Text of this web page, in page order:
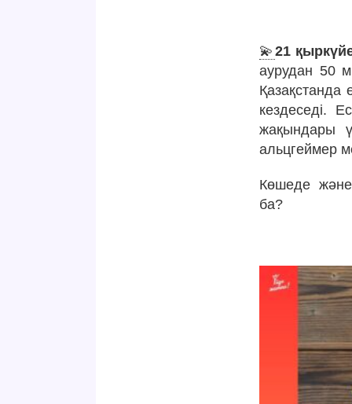
💫 21
аурудан 50
Қазақстанда
кездеседі.
жақындары
альцгеймер
Көшеде және
ба?